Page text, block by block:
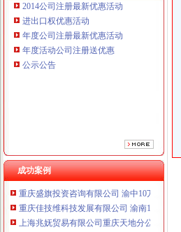
本站导航
2014公司注册最新优惠活动
进出口权优惠活动
年度公司注册最新优惠活动
年度活动公司注册送优惠
公示公告
成功案例
重庆鸽牌电线电缆有限公司 渝北10010万 (进
重庆奎颜尼商贸有限公司 渝中100万 （工商
重庆慧风涂装材料有限公司 渝高10万 （工商
重庆欧氏科技发展有限公司 渝九50万 （进出
重庆盛旗投资咨询有限公司 渝中10万 （工商
重庆佳技维科技发展有限公司 渝南100万 （
上海兆妩贸易有限公司重庆天地分公司 渝中
重庆鸽牌电线电缆有限公司 渝北10010万 (进